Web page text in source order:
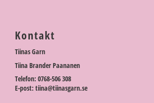
Kontakt
Tiinas Garn
Tiina Brander Paananen
Telefon: 0768-506 308
E-post: tiina@tiinasgarn.se